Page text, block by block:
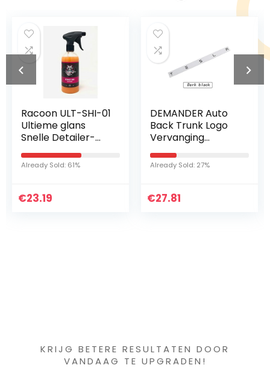
01
DEMANDER Auto
Back Trunk Logo
Vervanging
Letters Sticker Fit
voor Tesla Model 3
Already Sold: 27%
Sraeriot Wol
Polijsten Pad
Sterke
Buffing Pad 6
Already Sold: 35%
KRIJG BETERE RESULTATEN DOOR
VANDAAG TE UPGRADEN!